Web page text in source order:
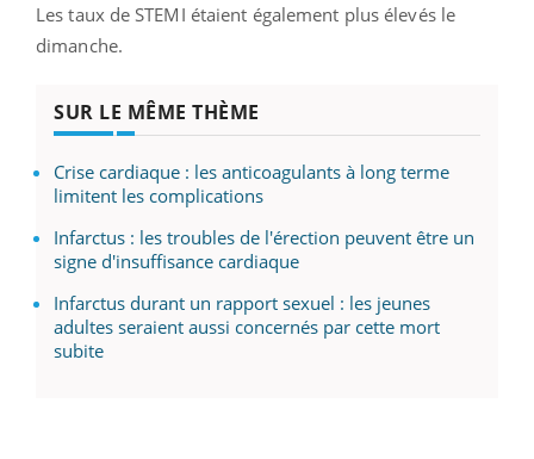
Les taux de STEMI étaient également plus élevés le
dimanche.
SUR LE MÊME THÈME
Crise cardiaque : les anticoagulants à long terme
limitent les complications
Infarctus : les troubles de l'érection peuvent être un
signe d'insuffisance cardiaque
Infarctus durant un rapport sexuel : les jeunes
adultes seraient aussi concernés par cette mort
subite